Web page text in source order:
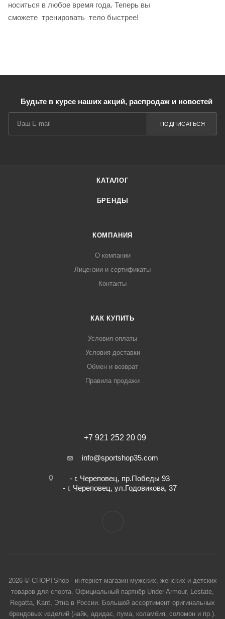
носиться в любое время года. Теперь вы
сможете тренировать тело быстрее!
Будьте в курсе наших акций, распродаж и новостей
ПОДПИСАТЬСЯ
КАТАЛОГ
БРЕНДЫ
КОМПАНИЯ
О компании
Лицензии и сертификаты
Контакты
КАК КУПИТЬ
Условия оплаты
Условия доставки
Обмен и возврат
Правила продажи
+7 921 252 20 09
info@sportshop35.com
- г. Череповец, пр.Победы 93
- г. Череповец, ул.Годовикова, 37
2026 © СПОРТShop - интернет-магазин мужских, женских и детских
товаров для спорта. Официальный партнёр Under Armour, Lestate,
Regatta, Kant, Этна в России. Большой ассортимент оригинальных
брендовых изделий (найк, адидас, пума, коламбия, соломон и пр.).